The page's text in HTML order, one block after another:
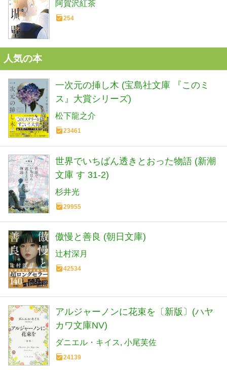
阿賀沢紅茶
254
人気の本
一次元の挿し木 (宝島社文庫 『このミ
ス』大賞シリーズ)
松下龍之介
23461
世界でいちばん透きとおった物語 (新潮
文庫 す 31-2)
杉井光
29955
傲慢と善良 (朝日文庫)
辻村深月
42534
アルジャーノンに花束を〔新版〕(ハヤ
カワ文庫NV)
ダニエル・キイス 小尾芙佐
24139